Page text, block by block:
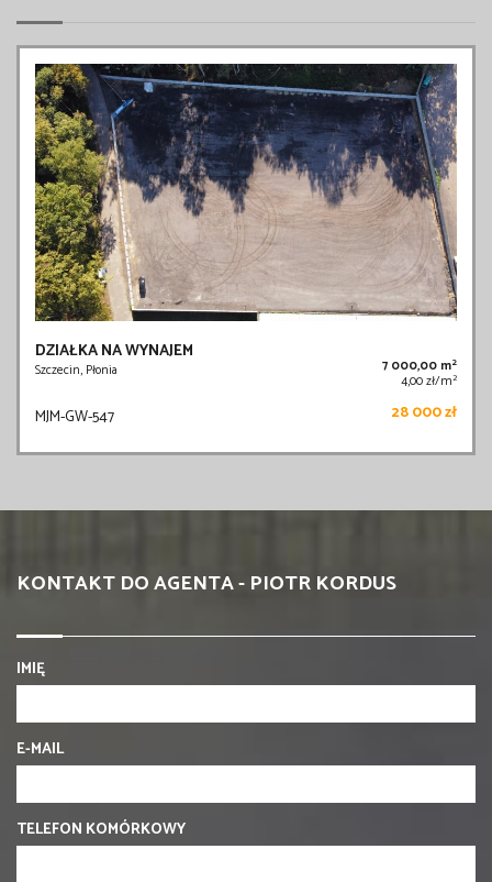
DZIAŁKA NA WYNAJEM
Szczecin, Płonia 7 000,00 m2
4,00 zł/m2
MJM-GW-547 28 000 zł
KONTAKT DO AGENTA - PIOTR KORDUS
IMIĘ
E-MAIL
TELEFON KOMÓRKOWY